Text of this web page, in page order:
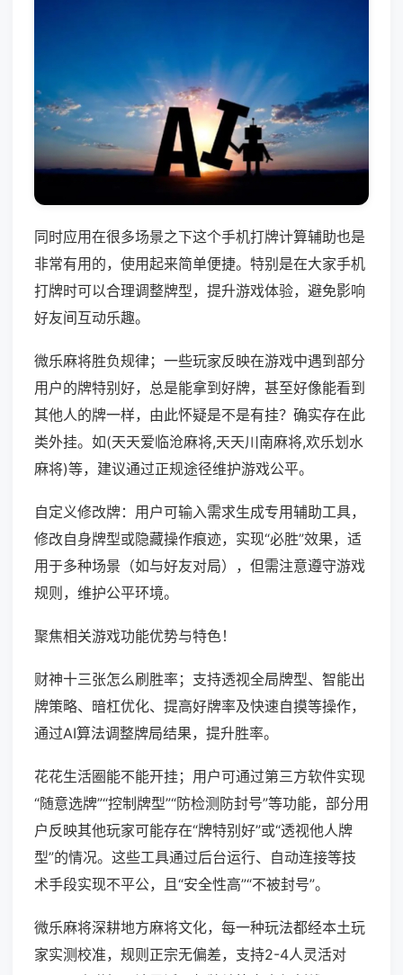
同时应用在很多场景之下这个手机打牌计算辅助也是
非常有用的，使用起来简单便捷。特别是在大家手机
打牌时可以合理调整牌型，提升游戏体验，避免影响
好友间互动乐趣。
微乐麻将胜负规律；一些玩家反映在游戏中遇到部分
用户的牌特别好，总是能拿到好牌，甚至好像能看到
其他人的牌一样，由此怀疑是不是有挂？确实存在此
类外挂。如(天天爱临沧麻将,天天川南麻将,欢乐划水
麻将)等，建议通过正规途径维护游戏公平。
自定义修改牌：用户可输入需求生成专用辅助工具，
修改自身牌型或隐藏操作痕迹，实现“必胜”效果，适
用于多种场景（如与好友对局），但需注意遵守游戏
规则，维护公平环境。
聚焦相关游戏功能优势与特色！
财神十三张怎么刷胜率；支持透视全局牌型、智能出
牌策略、暗杠优化、提高好牌率及快速自摸等操作，
通过AI算法调整牌局结果，提升胜率。
花花生活圈能不能开挂；用户可通过第三方软件实现
“随意选牌”“控制牌型”“防检测防封号”等功能，部分用
户反映其他玩家可能存在“牌特别好”或“透视他人牌
型”的情况。这些工具通过后台运行、自动连接等技
术手段实现不平公，且“安全性高”“不被封号”。
微乐麻将深耕地方麻将文化，每一种玩法都经本土玩
家实测校准，规则正宗无偏差，支持2-4人灵活对